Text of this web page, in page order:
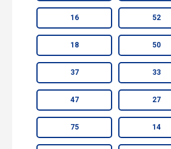
16 52
18 50
37 33
47 27
75 14